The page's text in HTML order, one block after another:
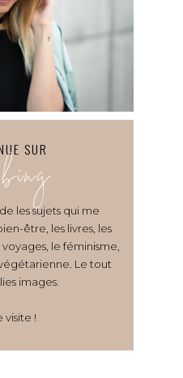
SUR
les sujets qui me
être, les livres, les
le féminisme,
Le tout
images.
visite !